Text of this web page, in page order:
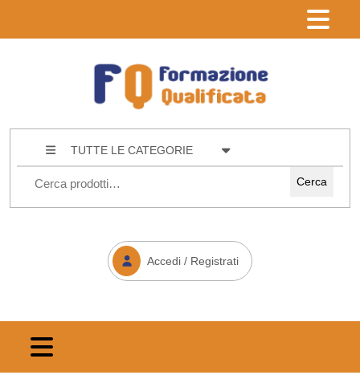
TUTTE LE CATEGORIE
Cerca
Accedi / Registrati